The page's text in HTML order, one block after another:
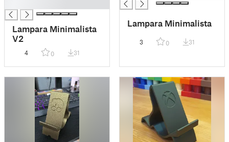
Lampara Minimalista
V2
4 0 31
Lampara Minimalista
3 0 31